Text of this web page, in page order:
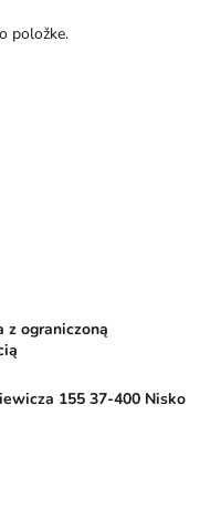
položke.
z ograniczoną
155 37-400 Nisko